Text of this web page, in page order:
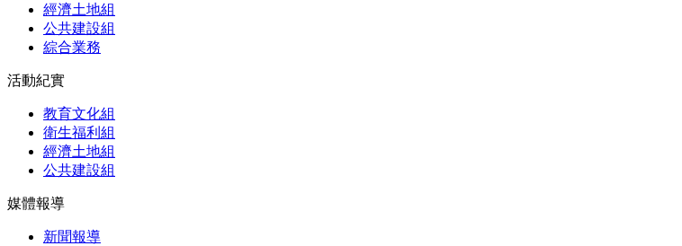
經濟土地組
公共建設組
綜合業務
活動紀實
教育文化組
衛生福利組
經濟土地組
公共建設組
媒體報導
新聞報導